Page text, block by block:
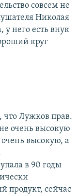
совсем не
Николая
у него есть внук
круг
что Лужков прав.
очень высокую
высокую, а
в 90 годы
продукт, сейчас